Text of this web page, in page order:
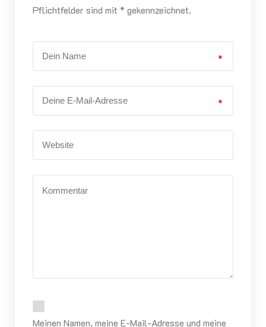
Pflichtfelder sind mit * gekennzeichnet.
*
*
Meinen Namen, meine E-Mail-Adresse und meine